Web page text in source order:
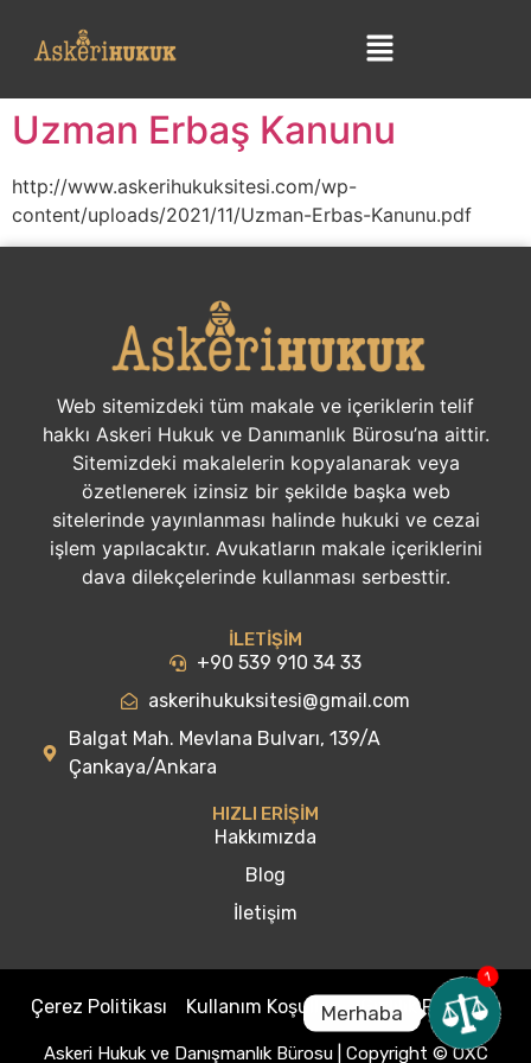
Uzman Erbaş Kanunu
http://www.askerihukuksitesi.com/wp-
content/uploads/2021/11/Uzman-Erbas-Kanunu.pdf
İLETİŞİM
+90 539 910 34 33
askerihukuksitesi@gmail.com
Balgat Mah. Mevlana Bulvarı, 139/A
Çankaya/Ankara
HIZLI ERİŞİM
Hakkımızda
Blog
İletişim
Web sitemizdeki tüm makale ve içeriklerin telif
hakkı Askeri Hukuk ve Danımanlık Bürosu’na aittir.
Sitemizdeki makalelerin kopyalanarak veya
özetlenerek izinsiz bir şekilde başka web
sitelerinde yayınlanması halinde hukuki ve cezai
işlem yapılacaktır. Avukatların makale içeriklerini
dava dilekçelerinde kullanması serbesttir.
Askeri Hukuk ve Danışmanlık Bürosu | Copyright © OXC
Çerez Politikası Kullanım Koşulları Gizlilik Politikası
Merhaba
1